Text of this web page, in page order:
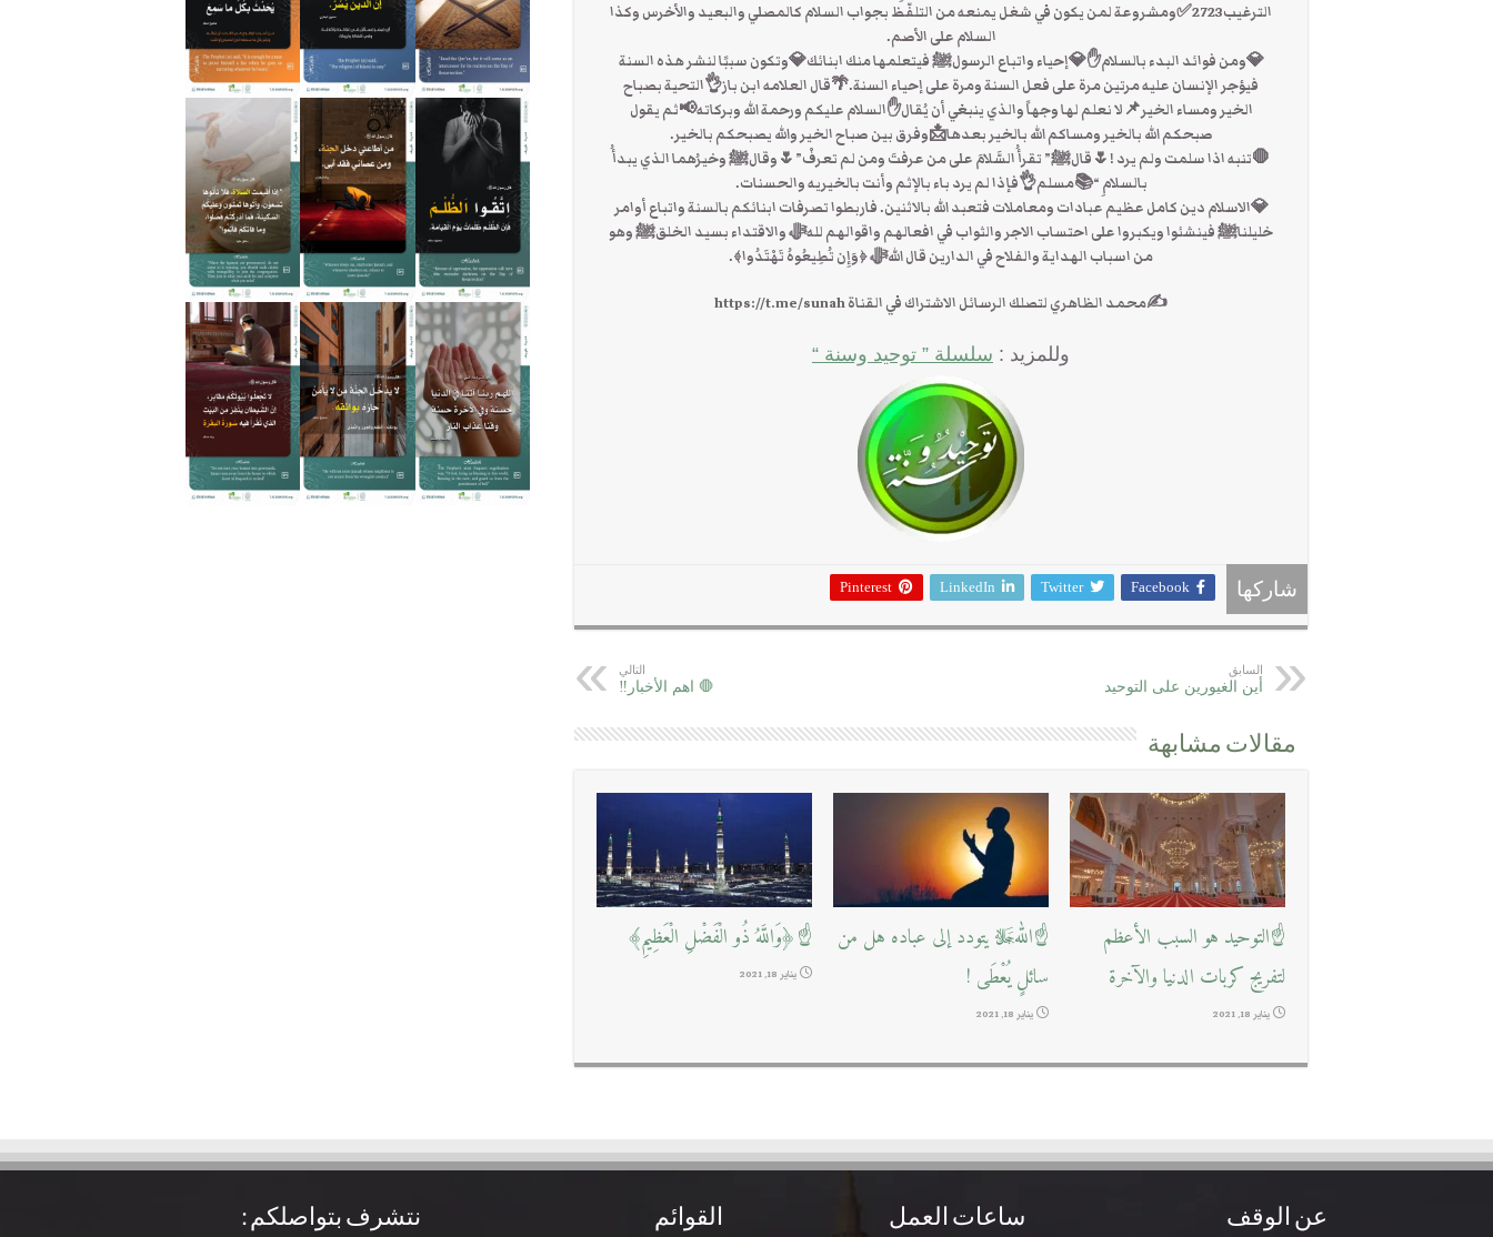
الترغيب2723✅ومشروعة لمن يكون في شغل يمنعه من التلفّظ بجواب السلام كالمصلي والبعيد والأخرس وكذا
السلام على الأصم.
💎ومن فوائد البدء بالسلام✋💎إحياء واتباع الرسولﷺ فيتعلمها منك ابنائك💎وتكون سببًا لنشر هذه السنة
فيؤجر الإنسان عليه مرتين مرة على فعل السنة ومرة على إحياء السنة.🌴قال العلامه ابن باز👌التحية بصباح
الخير ومساء الخير📌ﻻ نعلم لها وجهاً والذي ينبغي أن يُقال✋السلام عليكم ورحمة الله وبركاته📢ثم يقول
صبحكم الله بالخير ومساكم الله بالخير بعدها📩وفرق بين صباح الخير والله يصبحكم بالخير.
🛑تنبه اذا سلمت ولم يرد !🌷قالﷺ” تقرأُ السَّلامَ على من عرفتَ ومن لم تعرفْ”🌷وقالﷺ وخيرُهما الذي يبدأُ
بالسلامِ “📚مسلم👌فإذا لم يرد باء بالإثم وأنت بالخيريه والحسنات.
💎الاسلام دين كامل عظيم عبادات ومعاملات فتعبد الله بالاثنين. فاربطوا تصرفات ابنائكم بالسنة واتباع أوامر
خليلناﷺ فينشئوا ويكبروا على احتساب الاجر والثواب في افعالهم واقوالهم للهﷻ والاقتداء بسيد الخلقﷺ وهو
من اسباب الهداية والفلاح في الدارين قال اللهﷻ ﴿وَإِن تُطِيعُوهُ تَهْتَدُوا﴾.
✍محمد الظاهري لتصلك الرسائل الاشتراك في القناة https://t.me/sunah
وللمزيد : سلسلة ” توحيد وسنة “
شاركها Facebook
Twitter
LinkedIn
Pinterest
السابق
أين الغيورين على التوحيد
التالي
🛑 اهم الأخبار‼
مقالات مشابهة
☝التوحيد هو السبب الأعظم
لتفريج كربات الدنيا والآخرة
يناير 18, 2021
☝اللهﷻ يتودد إلى عباده هل من
سائلٍ يُعْطَى !
يناير 18, 2021
☝﴿وَاللَّهُ ذُو الْفَضْلِ الْعَظِيمِ﴾
يناير 18, 2021
عن الوقف ساعات العمل القوائم نتشرف بتواصلكم :